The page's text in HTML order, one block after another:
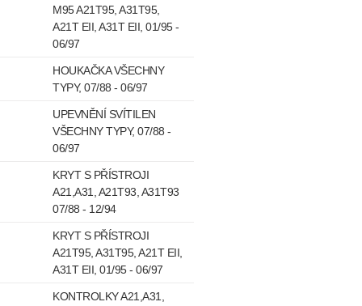
M95 A21T95, A31T95,
A21T EII, A31T EII, 01/95 -
06/97
HOUKAČKA VŠECHNY
TYPY, 07/88 - 06/97
UPEVNĚNÍ SVÍTILEN
VŠECHNY TYPY, 07/88 -
06/97
KRYT S PŘÍSTROJI
A21,A31, A21T93, A31T93
07/88 - 12/94
KRYT S PŘÍSTROJI
A21T95, A31T95, A21T EII,
A31T EII, 01/95 - 06/97
KONTROLKY A21,A31,